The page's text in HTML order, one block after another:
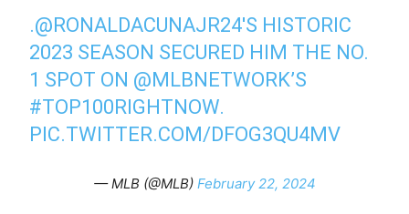
.@RONALDACUNAJR24'S HISTORIC
2023 SEASON SECURED HIM THE NO.
1 SPOT ON @MLBNETWORK’S
#TOP100RIGHTNOW.
PIC.TWITTER.COM/DFOG3QU4MV
— MLB (@MLB) February 22, 2024